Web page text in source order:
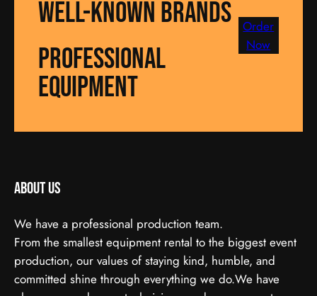
well-known brands
Professional
equipment
Order
Now
About us
We have a professional production team.
From the smallest equipment rental to the biggest event
production, our values of staying kind, humble, and
committed shine through everything we do.We have